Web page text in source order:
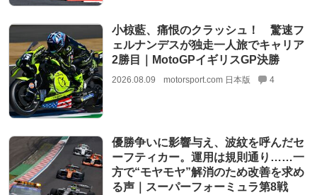
小椋藍、痛恨のクラッシュ！ 驚速フ
ェルナンデスが独走一人旅でキャリア
2勝目｜MotoGPイギリスGP決勝
2026.08.09 motorsport.com 日本版 4
優勝争いに影響与え、波紋を呼んだセ
ーフティカー。運用は規則通り……一
方で“モヤモヤ”解消のため改善を求め
る声｜スーパーフォーミュラ第8戦